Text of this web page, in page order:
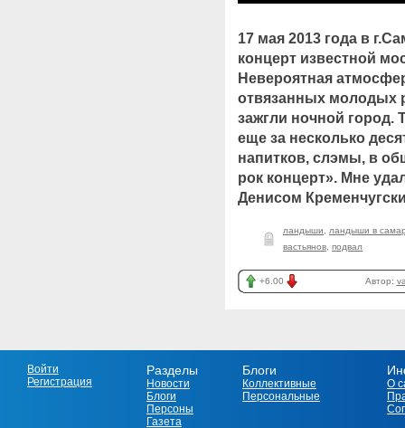
17 мая 2013 года в
концерт известной
Невероятная
отвязанных молодых
зажгли ночной город.
еще за несколько
напитков, слэмы, в
рок концерт». Мне
Денисом
ландыши
ландыши в
вастьянов подвал
+6.00 Автор:
Войти
Регистрация
Разделы
Новости
Блоги
Персоны
Газета
Блоги
Коллективные
Персональные
О